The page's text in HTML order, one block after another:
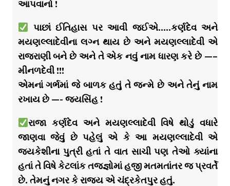
આપવાનો !
પાછાં ઈતિહાસ પર આવી જઈએ…..કર્ણદેવ અને
મયણલ્લાદેવીના લગ્ન થાય છે અને મયણલ્લાદેવી એ
રાજરાણી બને છે અને તે એક નવું નામ ધારણ કરે છે —–
મીનળદેવી !!!
એમનાં ગર્ભમાં જે બાળક હતું તે જન્મે છે અને તેનું નામ
રખાય છે —- જયસિંહ !
રાજા કર્ણદેવ અને મયણલ્લાદેવી વિષે થોડું વધારે
જાણવા જેવું છે પહેલું એ કે આ મયણલ્લાદેવી એ
જયકેશીના પુત્રી હતાં તે વાત સાચી પણ તેઓ ક્યાંના
હતાં તે વિષે કેટલાંક તજજ્ઞોમાં હજી મતમતાંતર જ પ્રવર્તે
છે. તેમનું નગર કે રાજ્ય એ ચંદ્રકેતપુર હતું.